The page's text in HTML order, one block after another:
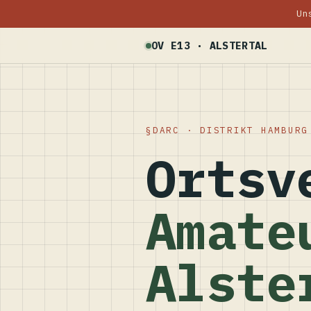
OV E13 · ALSTERTAL
DARC · DISTRIKT HAMBURG